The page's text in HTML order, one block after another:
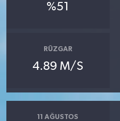
%51
RÜZGAR
4.89 M/S
11 AĞUSTOS